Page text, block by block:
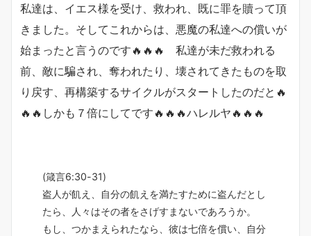
私達は、イエス様を受け、救われ、既に罪を贖って頂
きました。そしてこれからは、悪魔の私達への償いが
始まったと言うのです🔥🔥🔥 私達が未だ救われる
前、敵に騙され、奪われたり、壊されてきたものを取
り戻す、再構築するサイクルがスタートしたのだと🔥
🔥🔥しかも７倍にしてです🔥🔥🔥ハレルヤ🔥🔥🔥
(箴言6:30-31)
盗人が飢え、自分の飢えを満たすために盗んだとし
たら、人々はその者をさげすまないであろうか。
もし、つかまえられたなら、彼は七倍を償い、自分